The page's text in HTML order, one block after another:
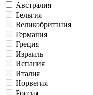
Австралия
Бельгия
Великобритания
Германия
Греция
Израиль
Испания
Италия
Норвегия
Россия